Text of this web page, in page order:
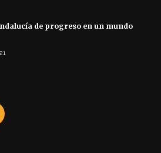
de progreso en un mundo